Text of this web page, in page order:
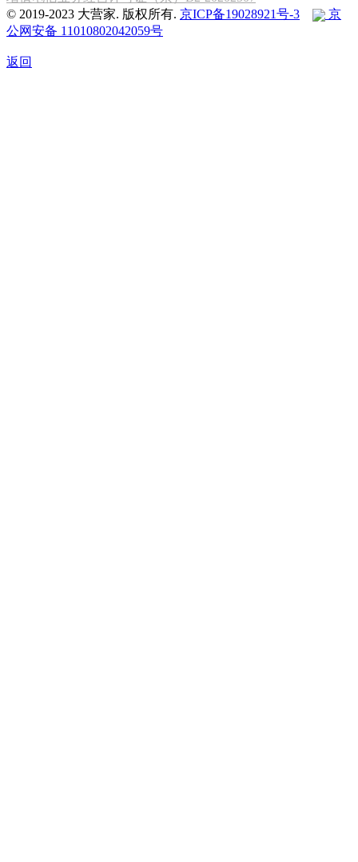
© 2019-2023 大营家. 版权所有. 京ICP备19028921号-3
京
公网安备 11010802042059号
返回